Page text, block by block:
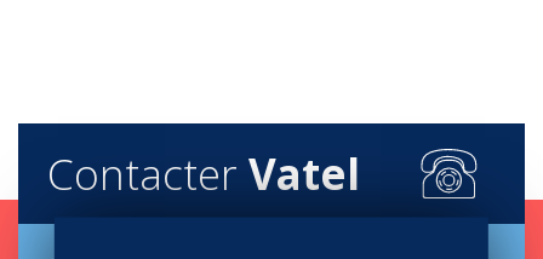
Contacter Vatel